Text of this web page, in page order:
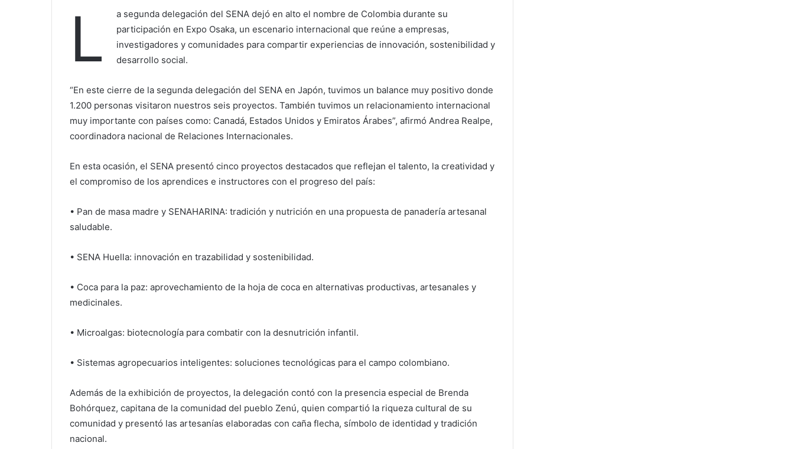
L
a segunda delegación del SENA dejó en alto el nombre de Colombia durante su
participación en Expo Osaka, un escenario internacional que reúne a empresas,
investigadores y comunidades para compartir experiencias de innovación, sostenibilidad y
desarrollo social.
“En este cierre de la segunda delegación del SENA en Japón, tuvimos un balance muy positivo donde
1.200 personas visitaron nuestros seis proyectos. También tuvimos un relacionamiento internacional
muy importante con países como: Canadá, Estados Unidos y Emiratos Árabes”, afirmó Andrea Realpe,
coordinadora nacional de Relaciones Internacionales.
En esta ocasión, el SENA presentó cinco proyectos destacados que reflejan el talento, la creatividad y
el compromiso de los aprendices e instructores con el progreso del país:
• Pan de masa madre y SENAHARINA: tradición y nutrición en una propuesta de panadería artesanal
saludable.
• SENA Huella: innovación en trazabilidad y sostenibilidad.
• Coca para la paz: aprovechamiento de la hoja de coca en alternativas productivas, artesanales y
medicinales.
• Microalgas: biotecnología para combatir con la desnutrición infantil.
• Sistemas agropecuarios inteligentes: soluciones tecnológicas para el campo colombiano.
Además de la exhibición de proyectos, la delegación contó con la presencia especial de Brenda
Bohórquez, capitana de la comunidad del pueblo Zenú, quien compartió la riqueza cultural de su
comunidad y presentó las artesanías elaboradas con caña flecha, símbolo de identidad y tradición
nacional.